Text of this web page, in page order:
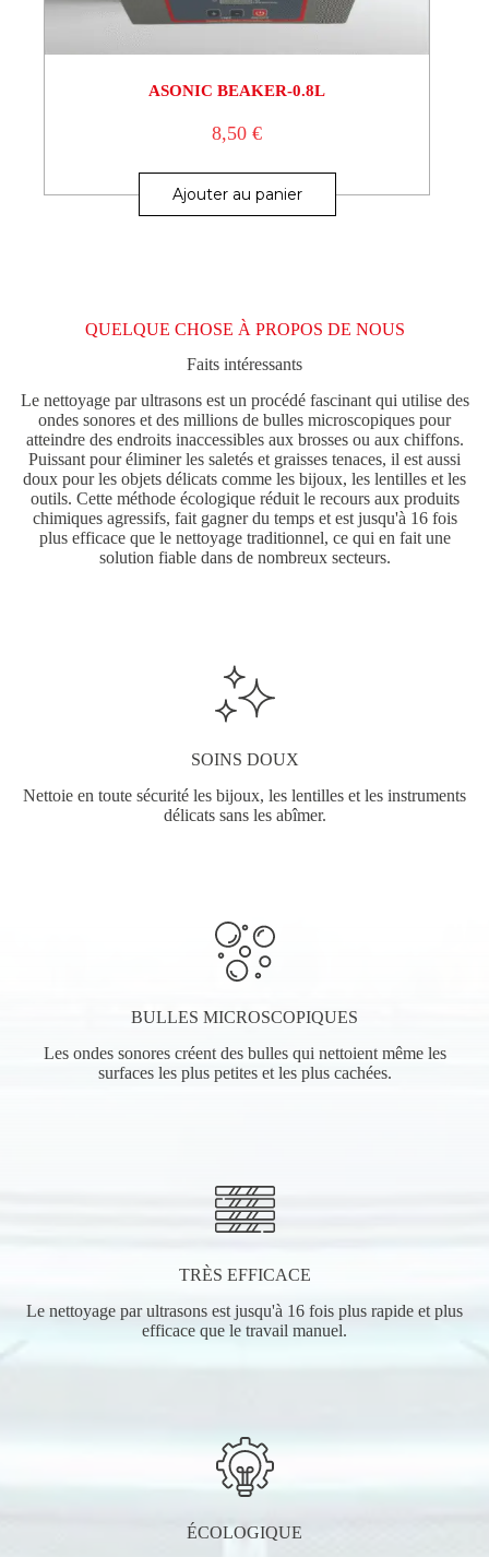
ASONIC BEAKER-0.8L
8,50€
Ajouter au panier
QUELQUE CHOSE À PROPOS DE NOUS
Faits intéressants
Le nettoyage par ultrasons est un procédé fascinant qui utilise des
ondes sonores et des millions de bulles microscopiques pour
atteindre des endroits inaccessibles aux brosses ou aux chiffons.
Puissant pour éliminer les saletés et graisses tenaces, il est aussi
doux pour les objets délicats comme les bijoux, les lentilles et les
outils. Cette méthode écologique réduit le recours aux produits
chimiques agressifs, fait gagner du temps et est jusqu'à 16 fois
plus efficace que le nettoyage traditionnel, ce qui en fait une
solution fiable dans de nombreux secteurs.
SOINS DOUX
Nettoie en toute sécurité les bijoux, les lentilles et les instruments
délicats sans les abîmer.
BULLES MICROSCOPIQUES
Les ondes sonores créent des bulles qui nettoient même les
surfaces les plus petites et les plus cachées.
TRÈS EFFICACE
Le nettoyage par ultrasons est jusqu'à 16 fois plus rapide et plus
efficace que le travail manuel.
ÉCOLOGIQUE